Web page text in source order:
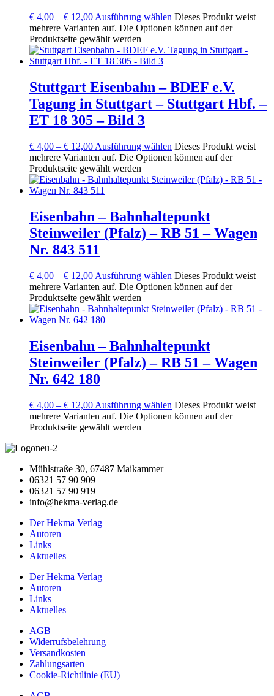
€ 4,00 – € 12,00 Ausführung wählen Dieses Produkt weist
mehrere Varianten auf. Die Optionen können auf der
Produktseite gewählt werden
Stuttgart Eisenbahn – BDEF e.V.
Tagung in Stuttgart – Stuttgart Hbf. –
ET 18 305 – Bild 3
€ 4,00 – € 12,00 Ausführung wählen Dieses Produkt weist
mehrere Varianten auf. Die Optionen können auf der
Produktseite gewählt werden
Eisenbahn – Bahnhaltepunkt
Steinweiler (Pfalz) – RB 51 – Wagen
Nr. 843 511
€ 4,00 – € 12,00 Ausführung wählen Dieses Produkt weist
mehrere Varianten auf. Die Optionen können auf der
Produktseite gewählt werden
Eisenbahn – Bahnhaltepunkt
Steinweiler (Pfalz) – RB 51 – Wagen
Nr. 642 180
€ 4,00 – € 12,00 Ausführung wählen Dieses Produkt weist
mehrere Varianten auf. Die Optionen können auf der
Produktseite gewählt werden
Mühlstraße 30, 67487 Maikammer
06321 57 90 909
06321 57 90 919
info@hekma-verlag.de
Der Hekma Verlag
Autoren
Links
Aktuelles
Der Hekma Verlag
Autoren
Links
Aktuelles
AGB
Widerrufsbelehrung
Versandkosten
Zahlungsarten
Cookie-Richtlinie (EU)